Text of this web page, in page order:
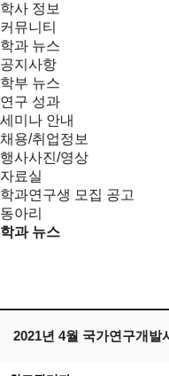
학사 정보
커뮤니티
학과 뉴스
공지사항
학부 뉴스
연구 성과
세미나 안내
채용/취업정보
행사사진/영상
자료실
학과연구생 모집 공고
동아리
학과 뉴스
2021년 4월 국가연구개발